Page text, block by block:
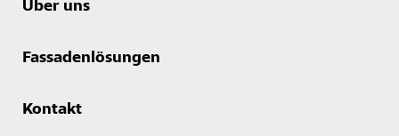
Über uns
Fassadenlösungen
Kontakt